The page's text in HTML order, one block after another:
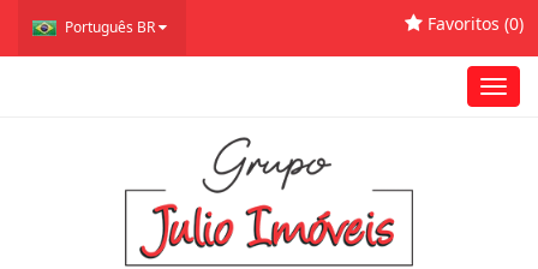
Português BR Favoritos (0)